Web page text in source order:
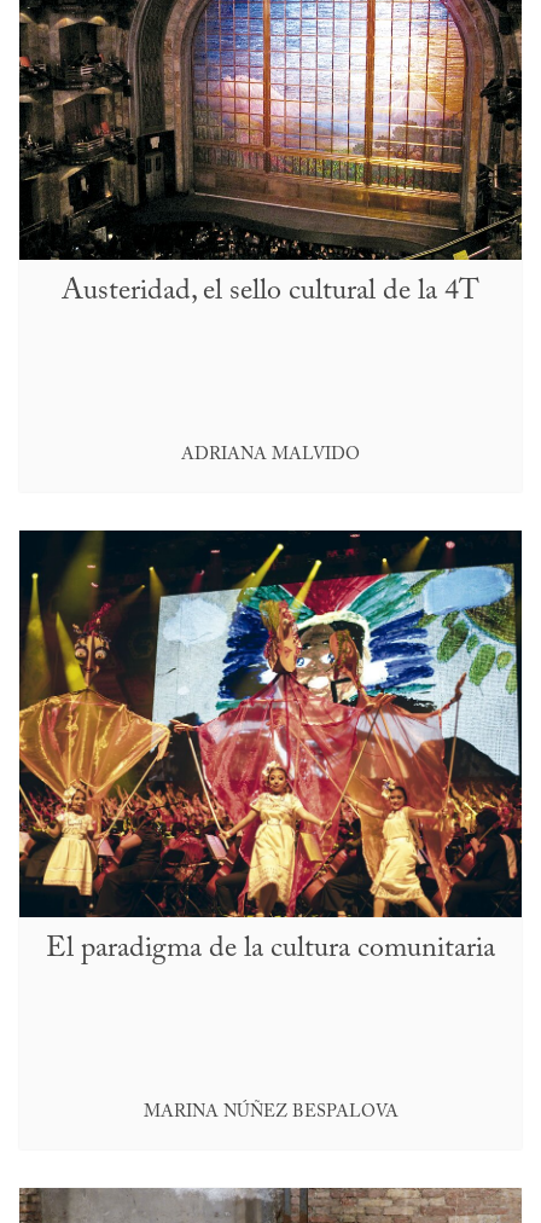
Austeridad, el sello cultural de la 4T
ADRIANA MALVIDO
El paradigma de la cultura comunitaria
MARINA NÚÑEZ BESPALOVA